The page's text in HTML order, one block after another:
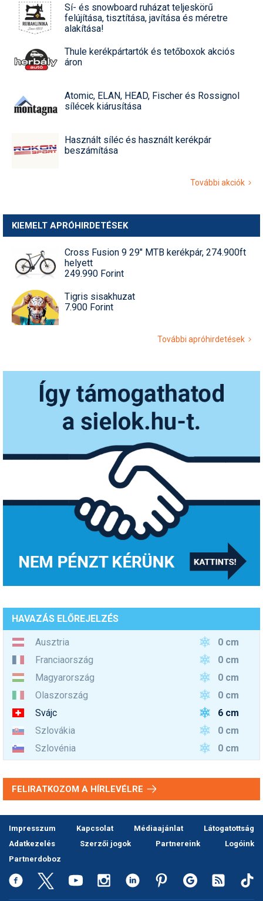
Sí- és snowboard ruházat teljeskörű
felújítása, tisztítása, javítása és méretre
alakítása!
Thule kerékpártartók és tetőboxok akciós
áron
Atomic, ELAN, HEAD, Fischer és Rossignol
sílécek kiárusítása
Használt síléc és használt kerékpár
beszámítása
További akciók
KIEMELT APRÓHIRDETÉSEK
Cross Fusion 9 29" MTB kerékpár, 274.900ft
helyett
249.990 Forint
Tigris sisakhuzat
7.900 Forint
További apróhirdetések
HAVAZÁS ELŐREJELZÉS
Ausztria
0 cm
Franciaország
0 cm
Magyarország
0 cm
Olaszország
0 cm
Svájc
6 cm
Szlovákia
0 cm
Szlovénia
0 cm
FELIRATKOZOM A HÍRLEVÉLRE
Impresszum Kapcsolat Médiaajánlat
Látogatottság
Adatkezelés
Szerzői jogok Partnereink
Logóink
Partnerdoboz